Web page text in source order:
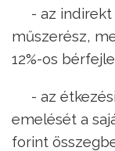
- az indirekt
műszerész,
12%-os
- az
emelését a
forint